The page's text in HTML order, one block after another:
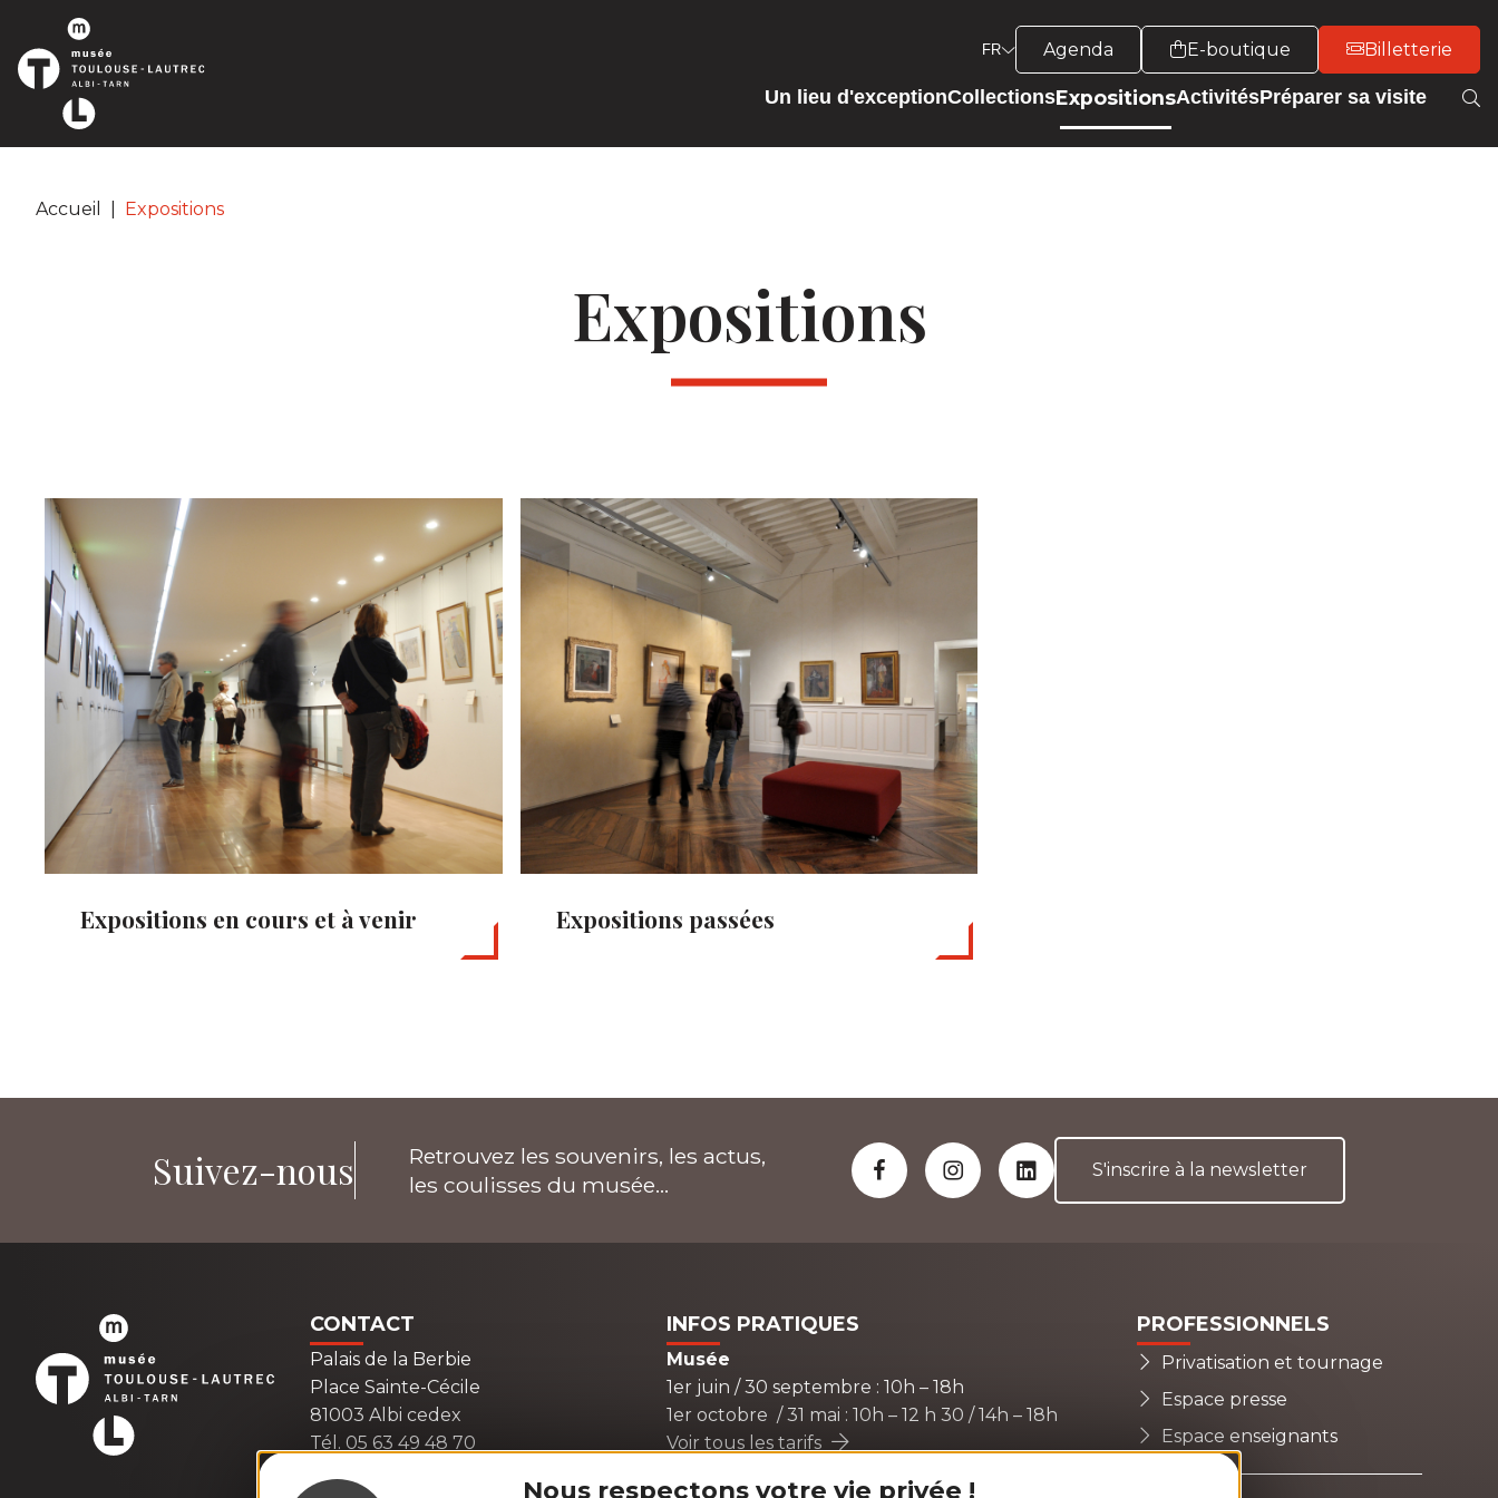
Panneau de gestion des cookies
Nous respectons votre vie privée !
FR Agenda E-boutique Billetterie
Un lieu d'exceptionCollectionsExpositionsActivitésPréparer sa visite
Accueil Expositions
Expositions
Expositions en cours et à venir Expositions passées
Suivez-nous
Retrouvez les souvenirs, les actus,
les coulisses du musée...
S'inscrire à la newsletter
CONTACT
Palais de la Berbie
Place Sainte-Cécile
81003 Albi cedex
Tél. 05 63 49 48 70
INFOS PRATIQUES
Musée
1er juin / 30 septembre : 10h – 18h
1er octobre / 31 mai : 10h – 12 h 30 / 14h – 18h
Voir tous les tarifs
Boutique du musée
PROFESSIONNELS
Privatisation et tournage
Espace presse
Espace enseignants